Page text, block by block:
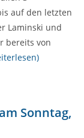
auf den letzten
Laminski und
bereits von
Sonntag,